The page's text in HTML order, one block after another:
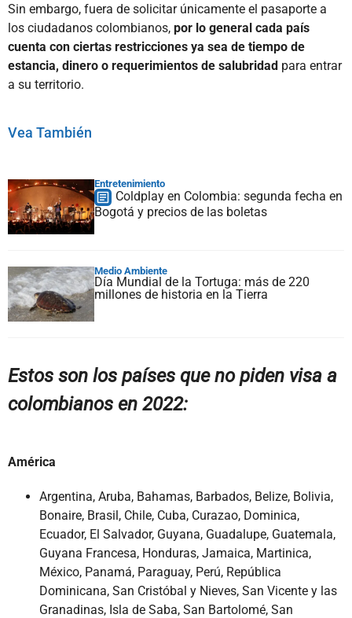
Sin embargo, fuera de solicitar únicamente el pasaporte a
los ciudadanos colombianos, por lo general cada país
cuenta con ciertas restricciones ya sea de tiempo de
estancia, dinero o requerimientos de salubridad para entrar
a su territorio.
Vea También
Entretenimiento
Coldplay en Colombia: segunda fecha en
Bogotá y precios de las boletas
Medio Ambiente
Día Mundial de la Tortuga: más de 220
millones de historia en la Tierra
Estos son los países que no piden visa a
colombianos en 2022:
América
Argentina, Aruba, Bahamas, Barbados, Belize, Bolivia,
Bonaire, Brasil, Chile, Cuba, Curazao, Dominica,
Ecuador, El Salvador, Guyana, Guadalupe, Guatemala,
Guyana Francesa, Honduras, Jamaica, Martinica,
México, Panamá, Paraguay, Perú, República
Dominicana, San Cristóbal y Nieves, San Vicente y las
Granadinas, Isla de Saba, San Bartolomé, San